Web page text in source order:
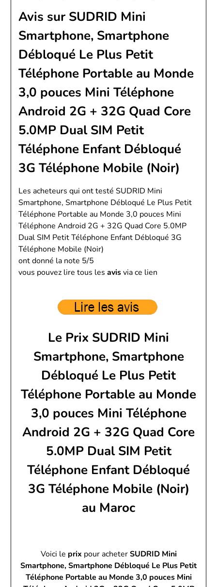
Avis sur SUDRID Mini
Smartphone, Smartphone
Débloqué Le Plus Petit
Téléphone Portable au Monde
3,0 pouces Mini Téléphone
Android 2G + 32G Quad Core
5.0MP Dual SIM Petit
Téléphone Enfant Débloqué
3G Téléphone Mobile (Noir)
Les acheteurs qui ont testé SUDRID Mini
Smartphone, Smartphone Débloqué Le Plus Petit
Téléphone Portable au Monde 3,0 pouces Mini
Téléphone Android 2G + 32G Quad Core 5.0MP
Dual SIM Petit Téléphone Enfant Débloqué 3G
Téléphone Mobile (Noir)
ont donné la note 5/5
vous pouvez lire tous lesavisvia ce lien
Le Prix SUDRID Mini
Smartphone, Smartphone
Débloqué Le Plus Petit
Téléphone Portable au Monde
3,0 pouces Mini Téléphone
Android 2G + 32G Quad Core
5.0MP Dual SIM Petit
Téléphone Enfant Débloqué
3G Téléphone Mobile (Noir)
au Maroc
Voici le prix pour acheterSUDRID Mini
Smartphone, Smartphone Débloqué Le Plus Petit
Téléphone Portable au Monde 3,0 pouces Mini